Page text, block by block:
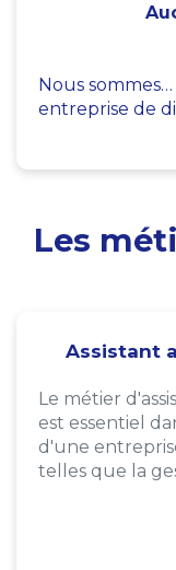
Nous
entreprise de
Les
Assistant
Le métier
est essentiel
d'une
telles que la